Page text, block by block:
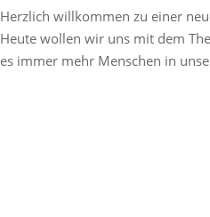
Herzlich willkommen zu einer
Heute wollen wir uns mit dem
es immer mehr Menschen in